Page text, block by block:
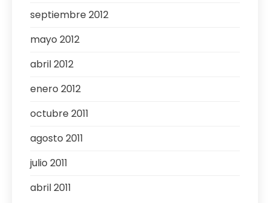
septiembre 2012
mayo 2012
abril 2012
enero 2012
octubre 2011
agosto 2011
julio 2011
abril 2011